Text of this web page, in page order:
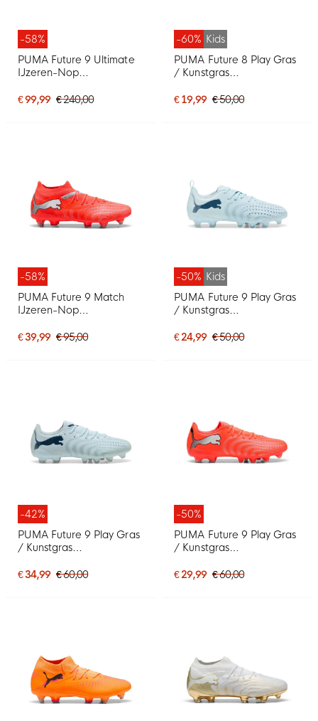
-58%
PUMA Future 9 Ultimate
IJzeren-Nop
Lichtblauw Blauw
€ 99,99 € 240,00
-60% Kids
PUMA Future 8 Play Gras
/ Kunstgras
Kids Oranje Roze Zwart
€ 19,99 € 50,00
-58%
PUMA Future 9 Match
IJzeren-Nop
Felrood Zilver Zwart
€ 39,99 € 95,00
-50% Kids
PUMA Future 9 Play Gras
/ Kunstgras
Kids Lichtblauw Blauw
€ 24,99 € 50,00
-42%
PUMA Future 9 Play Gras
/ Kunstgras
Lichtblauw Blauw
€ 34,99 € 60,00
-50%
PUMA Future 9 Play Gras
/ Kunstgras
Felrood Zilver Zwart
€ 29,99 € 60,00